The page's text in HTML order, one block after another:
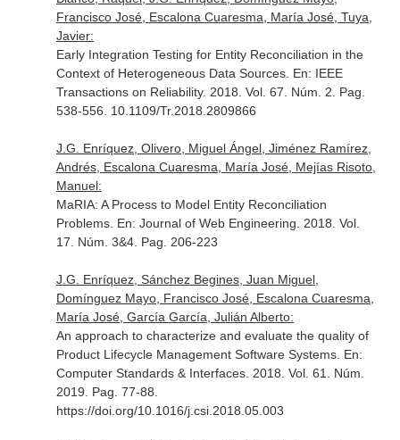
Francisco José, Escalona Cuaresma, María José, Tuya,
Javier:
Early Integration Testing for Entity Reconciliation in the
Context of Heterogeneous Data Sources. En: IEEE
Transactions on Reliability. 2018. Vol. 67. Núm. 2. Pag.
538-556. 10.1109/Tr.2018.2809866
J.G. Enríquez, Olivero, Miguel Ángel, Jiménez Ramírez,
Andrés, Escalona Cuaresma, María José, Mejías Risoto,
Manuel:
MaRIA: A Process to Model Entity Reconciliation
Problems. En: Journal of Web Engineering . 2018. Vol.
17. Núm. 3&4. Pag. 206-223
J.G. Enríquez, Sánchez Begines, Juan Miguel,
Domínguez Mayo, Francisco José, Escalona Cuaresma,
María José, García García, Julián Alberto:
An approach to characterize and evaluate the quality of
Product Lifecycle Management Software Systems. En:
Computer Standards & Interfaces. 2018. Vol. 61. Núm.
2019. Pag. 77-88.
https://doi.org/10.1016/j.csi.2018.05.003